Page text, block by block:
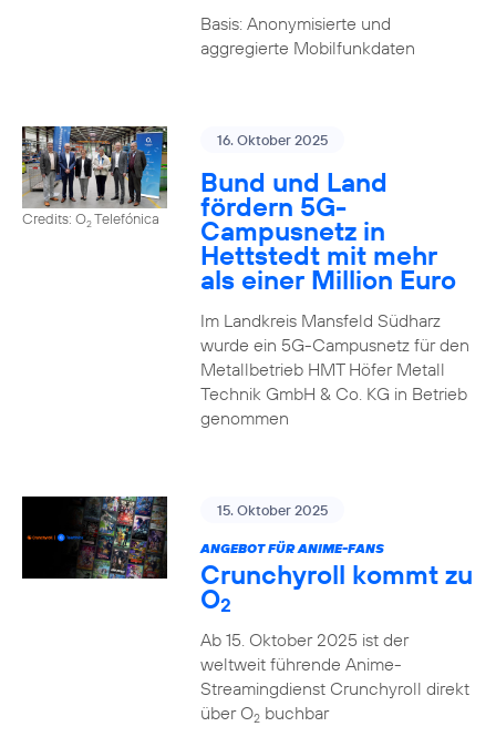
Basis: Anonymisierte und
aggregierte Mobilfunkdaten
Credits: O2Telefónica
16. Oktober 2025
Bund und Land
fördern 5G-
Campusnetz in
Hettstedt mit mehr
als einer Million Euro
Im Landkreis Mansfeld Südharz
wurde ein 5G-Campusnetz für den
Metallbetrieb HMT Höfer Metall
Technik GmbH & Co. KG in Betrieb
genommen
15. Oktober 2025
ANGEBOT FÜR ANIME-FANS
Crunchyroll kommt zu
O2
Ab 15. Oktober 2025 ist der
weltweit führende Anime-
Streamingdienst Crunchyroll direkt
über O2buchbar